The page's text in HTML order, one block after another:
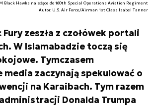
Black Hawks należące do 160th Special Operations Aviation Regiment
Autor. U.S. Air Force/Airman 1st Class Isabel Tanner
zeszła z czołówek portali
W Islamabadzie toczą się
Tymczasem
media zaczynają spekulować o
na Karaibach. Tym razem
Donalda Trumpa